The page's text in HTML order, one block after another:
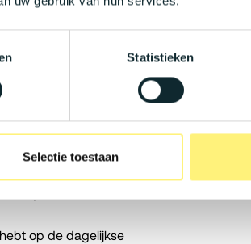
Statistieken
Selectie toestaan
jouw
medische dekking.
comfortabele
balance.
in mensen en
op de dagelijkse